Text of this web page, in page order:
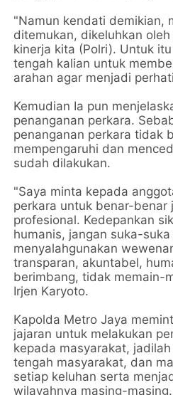
"Namun kendati demikian,
ditemukan, dikeluhkan
kinerja kita (Polri). Untuk
tengah kalian untuk
arahan agar menjadi
Kemudian Ia pun
penanganan perkara.
penanganan perkara tidak
mempengaruhi dan
sudah dilakukan.
"Saya minta kepada
perkara untuk benar-benar
profesional. Kedepankan
humanis, jangan suka-
menyalahgunakan
transparan, akuntabel,
berimbang, tidak memain-
Irjen Karyoto.
Kapolda Metro Jaya
jajaran untuk melakukan
kepada masyarakat,
tengah masyarakat, dan
setiap keluhan serta
wilayahnya masing-masing.